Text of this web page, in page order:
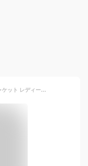
スノーボードウェア スキーウェア ジャケット レディース スノボウェア スノボーウェア スノーウェア ボードウェア スノーボード スキー スノボ スノボー スノー ボード ウェア おしゃれ かわいい 送料無料 2022-2023 新作